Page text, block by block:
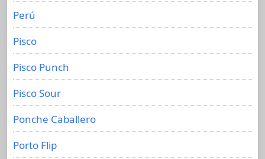
Perú
Pisco
Pisco Punch
Pisco Sour
Ponche Caballero
Porto Flip